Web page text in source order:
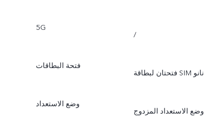
5G
/
فتحة البطاقات
فتحتان لبطاقة SIM نانو
وضع الاستعداد
وضع الاستعداد المزدوج